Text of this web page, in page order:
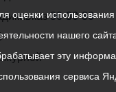
30-30-30
оценки
нашего
эту
сервиса